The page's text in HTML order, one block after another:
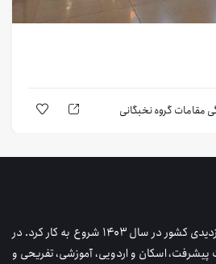
مقاماتگروه نخبگانی
سامانه جامع اردویی و مراکز بازدیدی کشور در سال ۱۴۰۳ شروع به کار کرد. در
پیشرفت، اسکان و اردویی، آموزشی، تفریحی و